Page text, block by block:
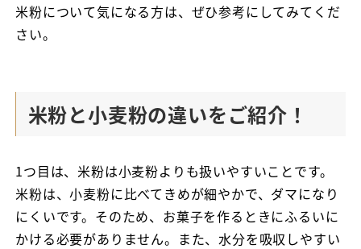
米粉について気になる方は、ぜひ参考にしてみてくだ
さい。
米粉と小麦粉の違いをご紹介！
1つ目は、米粉は小麦粉よりも扱いやすいことです。
米粉は、小麦粉に比べてきめが細やかで、ダマになり
にくいです。そのため、お菓子を作るときにふるいに
かける必要がありません。また、水分を吸収しやすい